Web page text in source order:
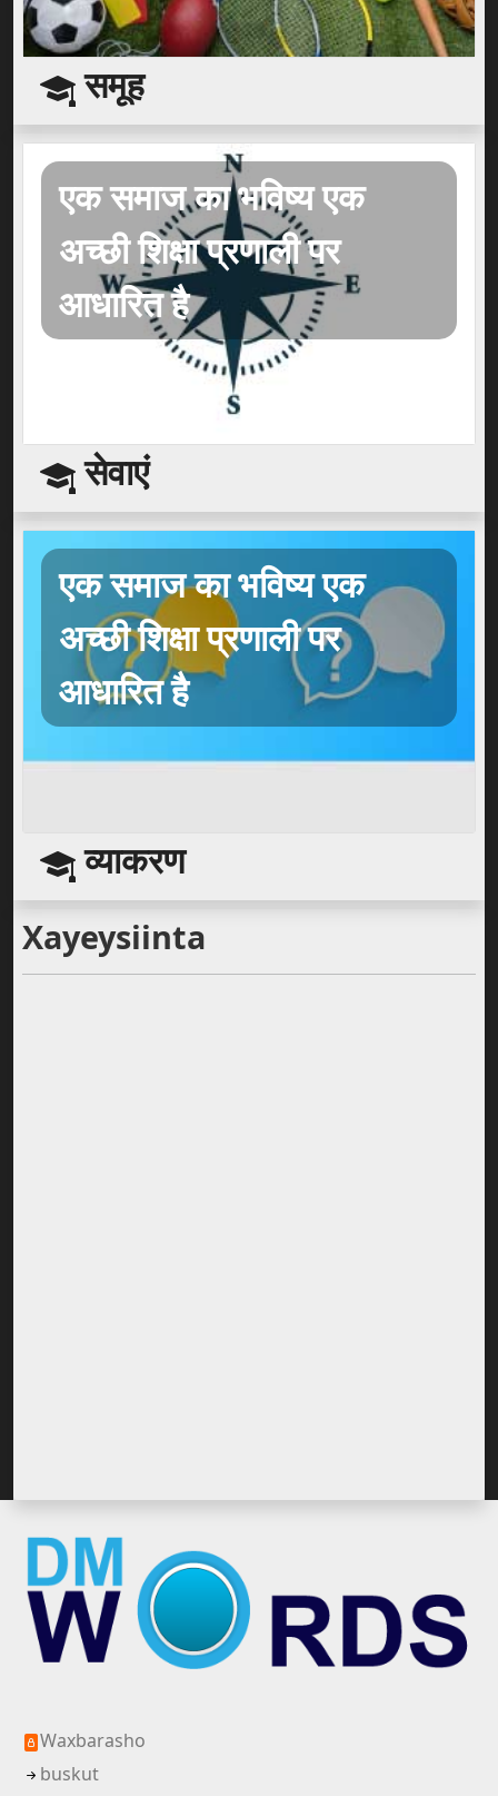
समूह
एक समाज का भविष्य एक
अच्छी शिक्षा प्रणाली पर
आधारित है
सेवाएं
एक समाज का भविष्य एक
अच्छी शिक्षा प्रणाली पर
आधारित है
व्याकरण
Xayeysiinta
Waxbarasho
buskut